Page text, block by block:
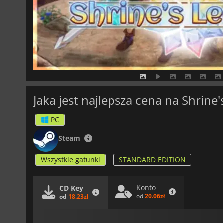
Jaka jest najlepsza cena na
PC
Steam
Wszystkie gatunki STANDARD EDITION
CD Key
od 18.23zł
Konto
od20.06zł